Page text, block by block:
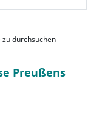
zu durchsuchen
Preußens